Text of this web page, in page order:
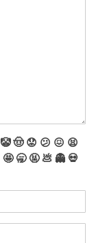
🤡🤠 😟 😕 😖 😫
🤩 🥱 🤬 💩 👻 💀